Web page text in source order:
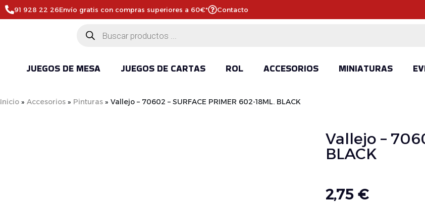
91 928 22 26Envío gratis con compras superiores a 60€* Contacto
JUEGOS DE MESA JUEGOS DE CARTAS ROL ACCESORIOS MINIATURAS
Inicio » Accesorios » Pinturas » Vallejo – 70602 – SURFACE PRIMER 602-18ML. BLACK
Vallejo –
BLACK
2,75 €